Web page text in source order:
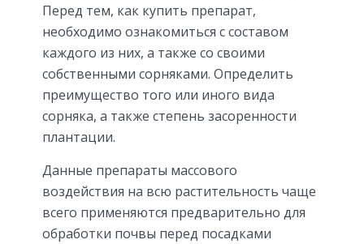
Перед тем, как купить препарат,
необходимо ознакомиться с составом
каждого из них, а также со своими
собственными сорняками. Определить
преимущество того или иного вида
сорняка, а также степень засоренности
плантации.
Данные препараты массового
воздействия на всю растительность чаще
всего применяются предварительно для
обработки почвы перед посадками